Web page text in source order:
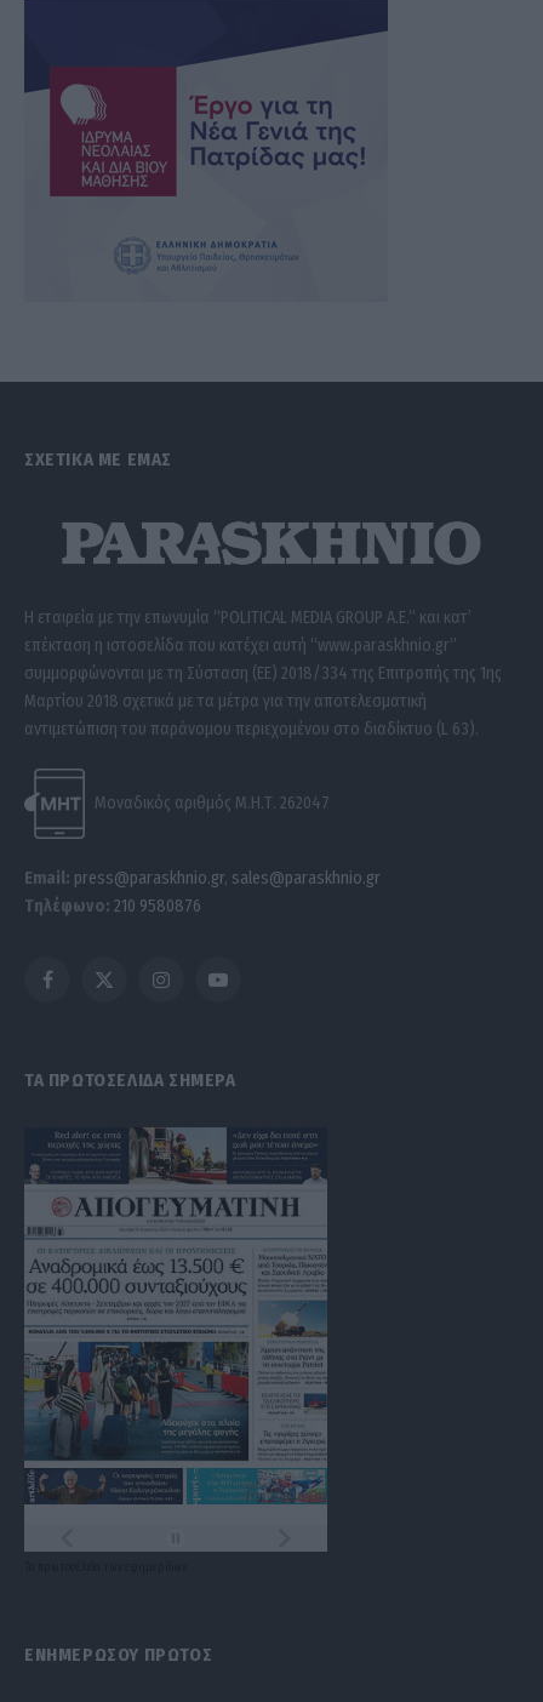
ΣΧΕΤΙΚΑ ΜΕ ΕΜΑΣ
Η εταιρεία με την επωνυμία “POLITICAL MEDIA GROUP A.E.” και κατ’
επέκταση η ιστοσελίδα που κατέχει αυτή “www.paraskhnio.gr”
συμμορφώνονται με τη Σύσταση (ΕΕ) 2018/334 της Επιτροπής της 1ης
Μαρτίου 2018 σχετικά με τα μέτρα για την αποτελεσματική
αντιμετώπιση του παράνομου περιεχομένου στο διαδίκτυο (L 63).
Μοναδικός αριθμός Μ.Η.Τ. 262047
Email: press@paraskhnio.gr, sales@paraskhnio.gr
Τηλέφωνο: 210 9580876
Facebook
X
InstagramYouTube
ΤΑ ΠΡΩΤΟΣΕΛΙΔΑ ΣΗΜΕΡΑ
ΕΝΗΜΕΡΩΣΟΥ ΠΡΩΤΟΣ